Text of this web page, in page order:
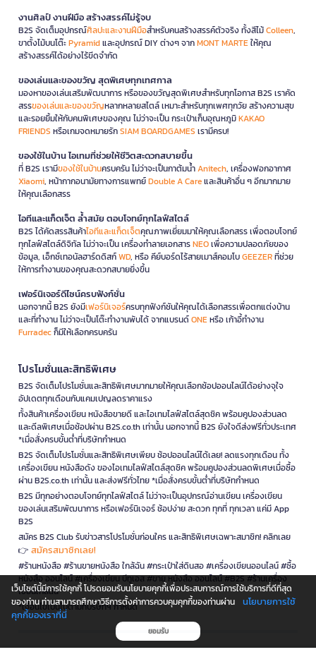
งานศิลป์ งานฝีมือ สร้างสรรค์ไม่รู้จบ
B2S จัดเต็มอุปกรณ์ศิลปะและงานฝีมือสำหรับคนสร้างสรรค์ตัวจริง ทั้งสีไม้Colleen,
ขาตั้งไม้บนโต๊ะPyramidและอุปกรณ์ DIY ต่างๆ จากMONT MARTEให้คุณ
สร้างสรรค์ได้อย่างไร้ขีดจำกัด
ของเล่นและของขวัญ สุดพิเศษทุกเทศกาล
มองหาของเล่นเสริมพัฒนาการ หรือของขวัญสุดพิเศษสำหรับทุกโอกาส B2S เราคัด
สรรของเล่นและของขวัญหลากหลายสไตล์ เหมาะสำหรับทุกเพศทุกวัย สร้างความสุข
และรอยยิ้มให้กับคนพิเศษของคุณ ไม่ว่าจะเป็น กระเป๋าเก็บอุณหภูมิKAKAO
FRIENDS หรือเกมจดหมายรักSIAM BOARDGAMES เรามีครบ!
ของใช้ในบ้าน ไอเทมที่ช่วยให้ชีวิตสะดวกสบายขึ้น
ที่ B2S เรามีของใช้ในบ้านครบครัน ไม่ว่าจะเป็นกาต้มน้ำAnitech, เครื่องฟอกอากาศ
Xiaomi, หน้ากากอนามัยทางการแพทย์Double A Careและสินค้าอื่น ๆ อีกมากมาย
ให้คุณเลือกสรร
ไอทีและแก็ดเจ็ต ล้ำสมัย ตอบโจทย์ทุกไลฟ์สไตล์
B2S ได้คัดสรรสินค้าไอทีและแก็ดเจ็ตคุณภาพเยี่ยมมาให้คุณเลือกสรร เพื่อตอบโจทย์
ทุกไลฟ์สไตล์ดิจิทัล ไม่ว่าจะเป็น เครื่องทำลายเอกสารNEOเพื่อความปลอดภัยของ
ข้อมูล, เอ็กซ์เทอนัลฮาร์ดดิสก์WD, หรือ คีย์บอร์ดไร้สายเมาส์คอมโบGEEZERที่ช่วย
ให้การทำงานของคุณสะดวกสบายยิ่งขึ้น
เฟอร์นิเจอร์ดีไซน์ครบฟังก์ชั่น
นอกจากนี้ B2S ยังมีเฟอร์นิเจอร์ครบทุกฟังก์ชันให้คุณได้เลือกสรรเพื่อตกแต่งบ้าน
และที่ทำงาน ไม่ว่าจะเป็นโต๊ะทำงานพับได้ จากแบรนด์ONEหรือ เก้าอี้ทำงาน
Furradecก็มีให้เลือกครบครัน
โปรโมชั่นและสิทธิพิเศษ
B2S จัดเต็มโปรโมชั่นและสิทธิพิเศษมากมายให้คุณเลือกช้อปออนไลน์ได้อย่างจุใจ
อัปเดตทุกเดือนกับแคมเปญลดราคาแรง
ทั้งสินค้าเครื่องเขียน หนังสือขายดี และไอเทมไลฟ์สไตล์สุดชิค พร้อมคูปองส่วนลด
และดีลพิเศษเมื่อช้อปผ่าน B2S.co.th เท่านั้น นอกจากนี้ B2S ยังใจดีส่งฟรีทั่วประเทศ
*เมื่อสั่งครบขั้นต่ำที่บริษัทกำหนด
B2S จัดเต็มโปรโมชั่นและสิทธิพิเศษเพียบ ช้อปออนไลน์ได้เลย! ลดแรงทุกเดือน ทั้ง
เครื่องเขียน หนังสือดัง ของไอเทมไลฟ์สไตล์สุดชิค พร้อมคูปองส่วนลดพิเศษเมื่อซื้อ
ผ่าน B2S.co.th เท่านั้น และส่งฟรีทั่วไทย *เมื่อสั่งครบขั้นต่ำที่บริษัทกำหนด
B2S มีทุกอย่างตอบโจทย์ทุกไลฟ์สไตล์ ไม่ว่าจะเป็นอุปกรณ์อ่านเขียน เครื่องเขียน
ของเล่นเสริมพัฒนาการ หรือเฟอร์นิเจอร์ ช้อปง่าย สะดวก ทุกที่ ทุกเวลา แค่มี App
B2S
สมัคร B2S Club รับข่าวสารโปรโมชั่นก่อนใคร และสิทธิพิเศษเฉพาะสมาชิก! คลิกเลย
👉 สมัครสมาชิกเลย!
#ร้านหนังสือ #ร้านขายหนังสือ ใกล้ฉัน #กระเป๋าใส่ดินสอ #เครื่องเขียนออนไลน์ #ซื้อ
หนังสือ ออนไลน์ #เครื่องเขียน บีทูเอส #ขาย หนังสือ ออนไลน์ #B2S #ร้านเครื่อง
เขียนใกล้ฉัน
*เงื่อนไขเป็นไปตามที่บริษัทฯ กำหนด
เว็บไซต์นี้มีการใช้คุกกี้ โปรดยอมรับนโยบายคุกกี้เพื่อประสบการณ์การใช้บริการที่ดีที่สุด
ของท่าน ท่านสามารถศึกษาวิธีการตั้งค่าการควบคุมคุกกี้ของท่านผ่าน
นโยบายการใช้
คุกกี้ของเราที่นี่
ยอมรับ